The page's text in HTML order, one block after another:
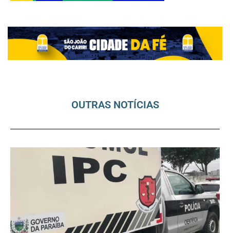
OUTRAS NOTÍCIAS